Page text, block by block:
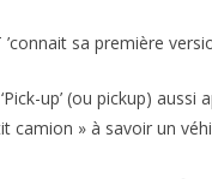
’connait sa première
up’ (ou pickup)
camion » à savoir un